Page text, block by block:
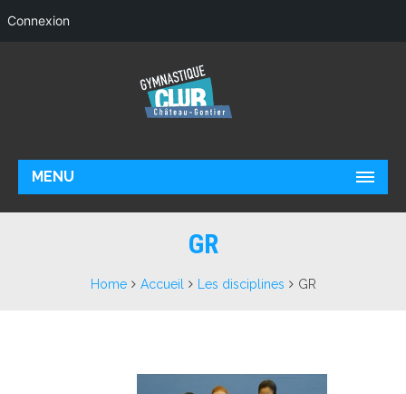
MENU
GR
Home Accueil Les disciplines GR
Connexion